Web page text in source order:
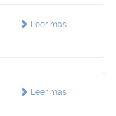
Leer más
Leer más